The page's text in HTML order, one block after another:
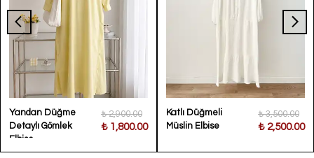
Yandan Düğme
Detaylı Gömlek
Elbise
₺ 2,900.00
₺ 1,800.00
Katlı Düğmeli
Müslin Elbise
₺ 3,500.00
₺ 2,500.00